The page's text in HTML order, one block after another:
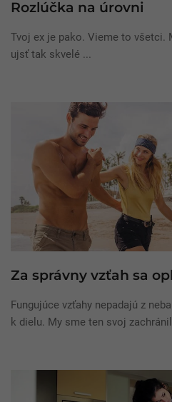
Rozlúčka na úrovni
Tvoj ex je pako. Vieme to všetci.
ujsť tak skvelé ...
Za správny vzťah sa
Fungujúce vzťahy nepadajú z
k dielu. My sme ten svoj